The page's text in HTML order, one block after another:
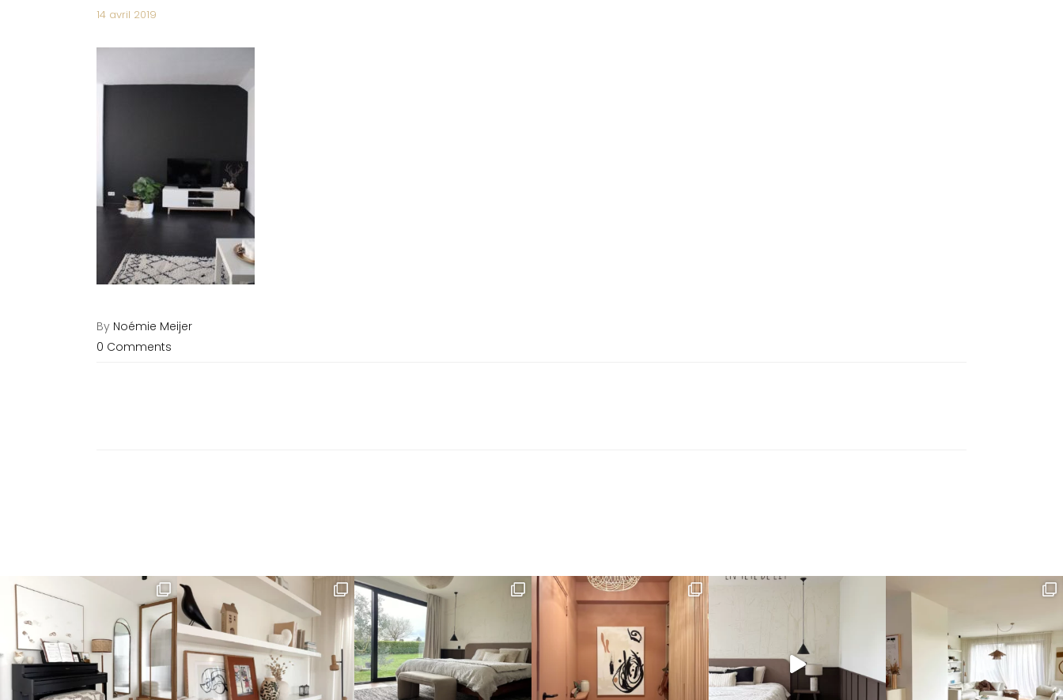
14 avril 2019
By Noémie Meijer
0 Comments